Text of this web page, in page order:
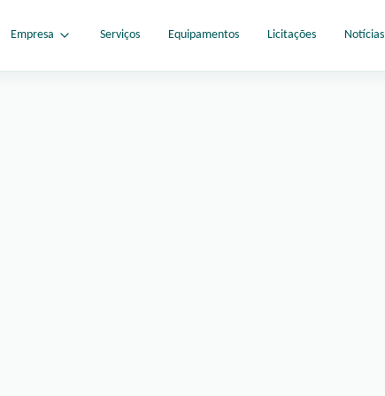
Empresa Serviços Equipamentos Licitações Notícias